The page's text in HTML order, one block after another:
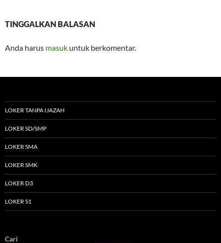
TINGGALKAN BALASAN
Anda harus masuk untuk berkomentar.
LOKER TANPA IJAZAH
LOKER SD/SMP
LOKER SMA
LOKER SMK
LOKER D3
LOKER S1
Cari